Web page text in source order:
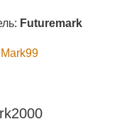
Futuremark